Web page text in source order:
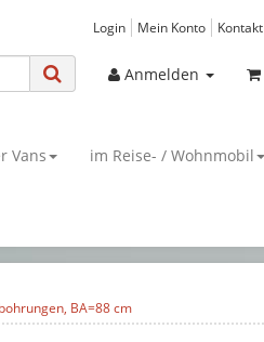
Login Mein Konto Kontakt
Anmelden
Vans im Reise- / Wohnmobil
BA=88 cm